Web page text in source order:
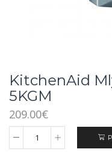
KitchenAid
5KGM
209.00€